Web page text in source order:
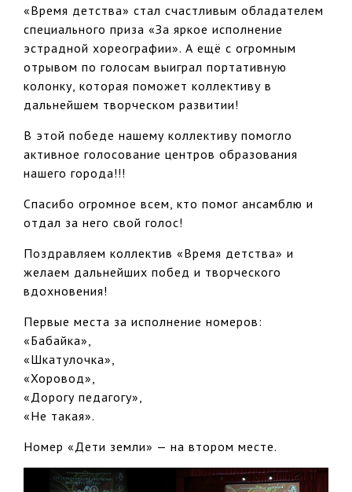
«Время детства» стал счастливым обладателем
специального приза «За яркое исполнение
эстрадной хореографии». А ещё с огромным
отрывом по голосам выиграл портативную
колонку, которая поможет коллективу в
дальнейшем творческом развитии!
В этой победе нашему коллективу помогло
активное голосование центров образования
нашего города!!!
Спасибо огромное всем, кто помог ансамблю и
отдал за него свой голос!
Поздравляем коллектив «Время детства» и
желаем дальнейших побед и творческого
вдохновения!
Первые места за исполнение номеров:
«Бабайка»,
«Шкатулочка»,
«Хоровод»,
«Дорогу педагогу»,
«Не такая».
Номер «Дети земли» — на втором месте.